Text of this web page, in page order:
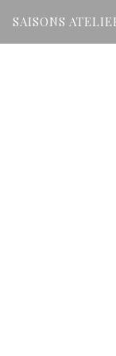
SAISONS